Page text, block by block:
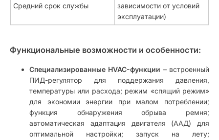
Средний срок службы
зависимости от условий
эксплуатации)
Функциональные возможности и особенности:
Специализированные HVAC-функции – встроенный
ПИД-регулятор для поддержания давления,
температуры или расхода; режим «спящий режим»
для экономии энергии при малом потреблении;
функция обнаружения обрыва ремня;
автоматическая адаптация двигателя (ААД) для
оптимальной настройки; запуск на лету;